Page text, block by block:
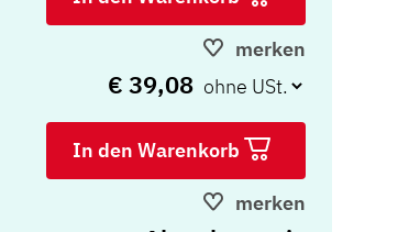
merken
€ 39,08
In den Warenkorb
merken